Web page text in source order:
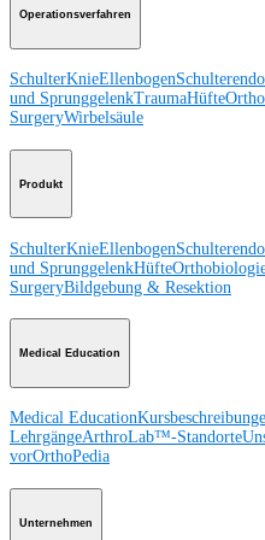
Operationsverfahren
SchulterKnieEllenbogen
und SprunggelenkTraumaHüfte
SurgeryWirbelsäule
Produkt
SchulterKnieEllenbogen
und SprunggelenkHüfte
SurgeryBildgebung & Resektion
Medical Education
Medical Education
LehrgängeArthroLab™-Standorte
vorOrthoPedia
Unternehmen